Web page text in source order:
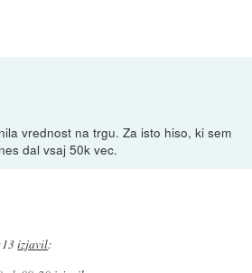
vrednost na trgu. Za isto hiso, ki sem
dal vsaj 50k vec.
izjavil: